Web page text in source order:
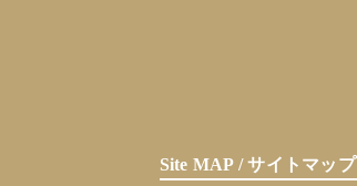
Site MAP / サイトマップ